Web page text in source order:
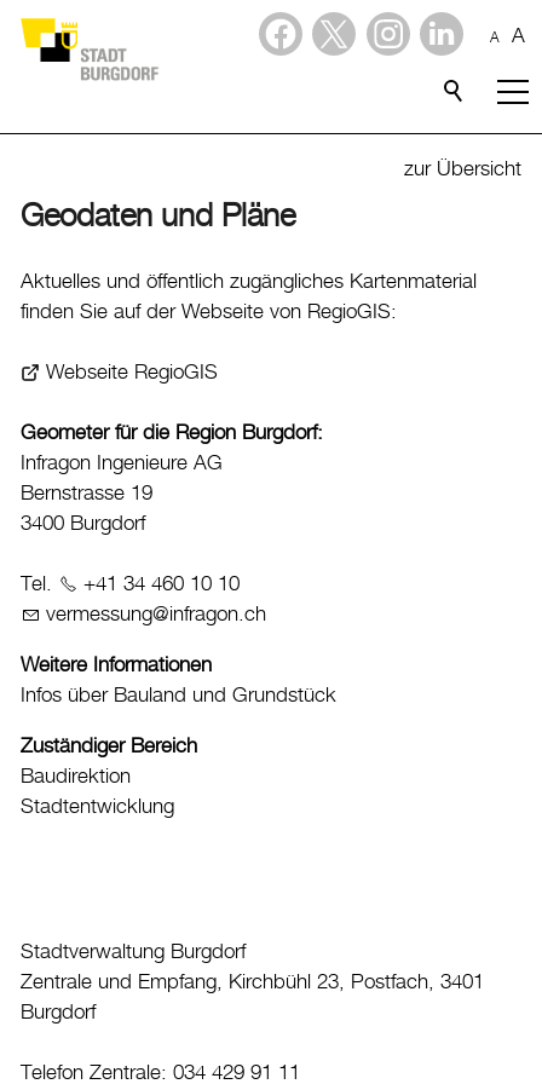
A A
Verwaltung & Politik
Verwaltung
Stadtverwaltung
Onlineschalter
Dienstleistungen
Formulare
Dokumente
Datenschutz
Leitbild
Politik
Wirtschaft
Aktuelles
Öffnungszeiten & Kontakt
Veranstaltungskalender
zur Übersicht
Geodaten und Pläne
Aktuelles und öffentlich zugängliches Kartenmaterial
finden Sie auf der Webseite von RegioGIS:
Webseite RegioGIS
Geometer für die Region Burgdorf:
Infragon Ingenieure AG
Bernstrasse 19
3400 Burgdorf
Tel.
+41 34 460 10 10
v rm ss ng nfr g n ch
Weitere Informationen
Infos über Bauland und Grundstück
Zuständiger Bereich
Baudirektion
Stadtentwicklung
Stadtverwaltung Burgdorf
Zentrale und Empfang, Kirchbühl 23, Postfach, 3401
Burgdorf
Telefon Zentrale: 034 429 91 11